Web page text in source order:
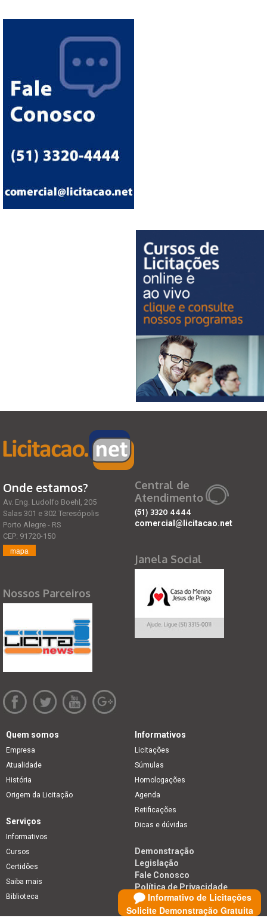
Informativo de Licitações
Solicite Demonstração Gratuita
Onde estamos?
Av. Eng. Ludolfo Boehl, 205
Salas 301 e 302 Teresópolis
Porto Alegre - RS
CEP: 91720-150
mapa
Nossos Parceiros
Central de
Atendimento
(51) 3320 4444
comercial@licitacao.net
Janela Social
Quem somos
Empresa
Atualidade
História
Origem da Licitação
Informativos
Licitações
Súmulas
Homologações
Agenda
Retificações
Dicas e dúvidas
Serviços
Informativos
Cursos
Certidões
Saiba mais
Biblioteca
Demonstração
Legislação
Fale Conosco
Política de Privacidade